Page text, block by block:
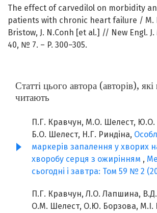
The effect of carvedilol on morbidity
patients with chronic heart failure / M.
Bristow, J. N.Conh [et al.] // New Engl. J.
40, № 7. – P. 300–305.
Статті цього автора (авторів),
читають
П.Г. Кравчун, М.О. Шелест, Ю.О.
Б.О. Шелест, Н.Г. Риндіна,
маркерів запалення у хворих
хворобу серця з ожирінням ,
сьогодні і завтра: Том 59 № 2
П.Г. Кравчун, Л.О. Лапшина,
О.М. Шелест, О.Ю. Борзова, М.І.